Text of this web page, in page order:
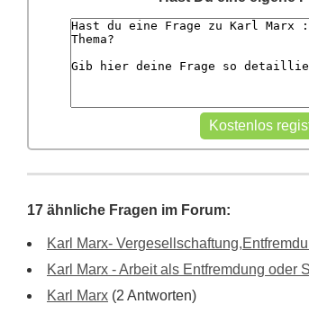
17 ähnliche Fragen im Forum:
Karl Marx-
Karl Marx - Arbeit als Entfremdung oder
Karl Marx (2 Antworten)